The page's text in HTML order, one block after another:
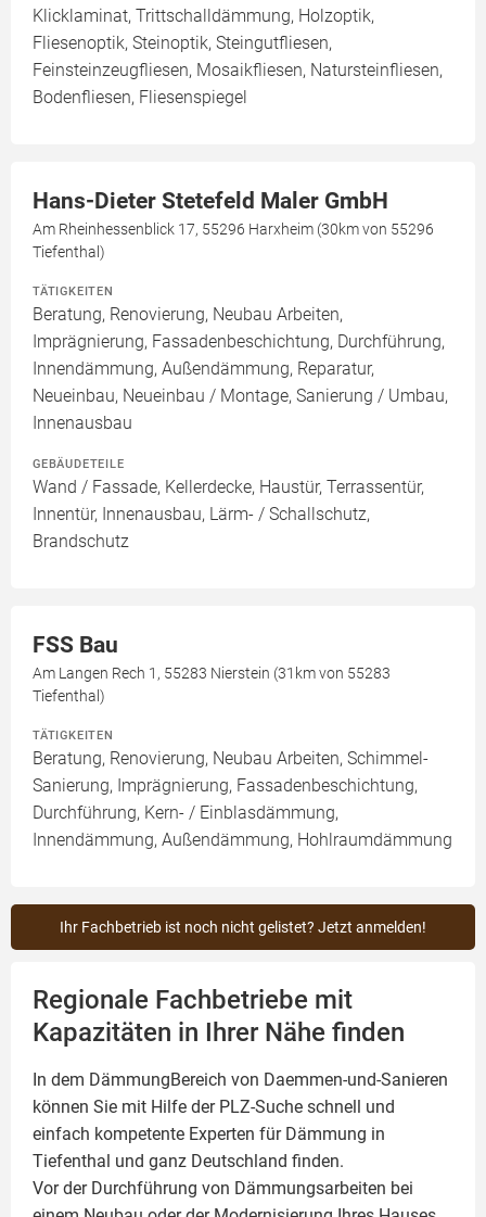
Klicklaminat, Trittschalldämmung, Holzoptik,
Fliesenoptik, Steinoptik, Steingutfliesen,
Feinsteinzeugfliesen, Mosaikfliesen, Natursteinfliesen,
Bodenfliesen, Fliesenspiegel
Hans-Dieter Stetefeld Maler GmbH
Am Rheinhessenblick 17, 55296 Harxheim (30km von 55296
Tiefenthal)
TÄTIGKEITEN
Beratung, Renovierung, Neubau Arbeiten,
Imprägnierung, Fassadenbeschichtung, Durchführung,
Innendämmung, Außendämmung, Reparatur,
Neueinbau, Neueinbau / Montage, Sanierung / Umbau,
Innenausbau
GEBÄUDETEILE
Wand / Fassade, Kellerdecke, Haustür, Terrassentür,
Innentür, Innenausbau, Lärm- / Schallschutz,
Brandschutz
FSS Bau
Am Langen Rech 1, 55283 Nierstein (31km von 55283
Tiefenthal)
TÄTIGKEITEN
Beratung, Renovierung, Neubau Arbeiten, Schimmel-
Sanierung, Imprägnierung, Fassadenbeschichtung,
Durchführung, Kern- / Einblasdämmung,
Innendämmung, Außendämmung, Hohlraumdämmung
Ihr Fachbetrieb ist noch nicht gelistet? Jetzt anmelden!
Regionale Fachbetriebe mit
Kapazitäten in Ihrer Nähe finden
In dem DämmungBereich von Daemmen-und-Sanieren
können Sie mit Hilfe der PLZ-Suche schnell und
einfach kompetente Experten für Dämmung in
Tiefenthal und ganz Deutschland finden.
Vor der Durchführung von Dämmungsarbeiten bei